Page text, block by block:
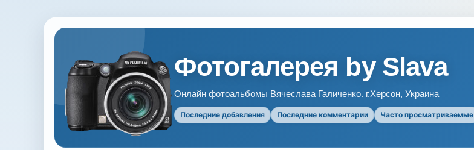
Фотогалерея by Slava
Онлайн фотоальбомы Вячеслава Галиченко. г.Херсон, Украина
Последние добавления Последние комментарии Часто просматриваемые